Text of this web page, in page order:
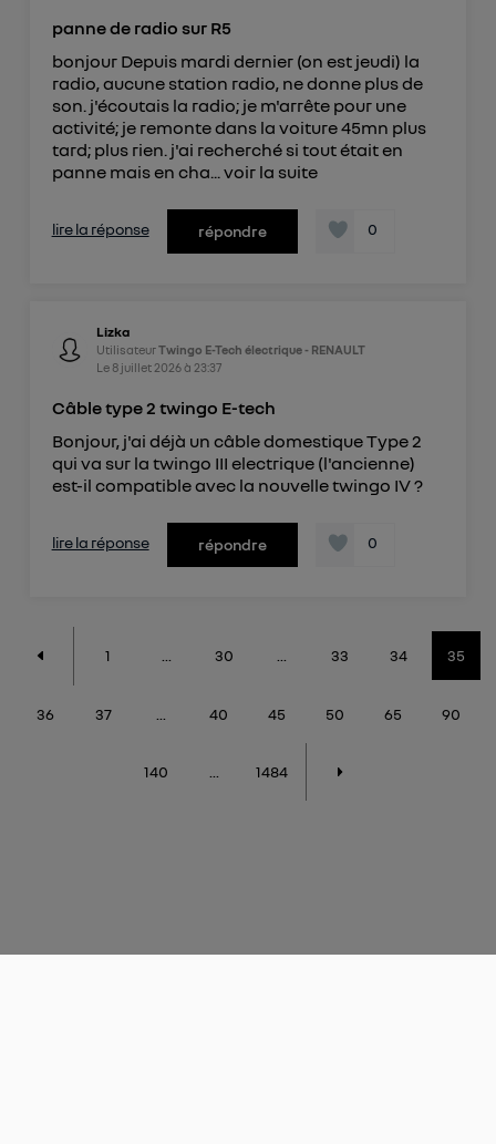
panne de radio sur R5
bonjour Depuis mardi dernier (on est jeudi) la
radio, aucune station radio, ne donne plus de
son. j'écoutais la radio; je m'arrête pour une
activité; je remonte dans la voiture 45mn plus
tard; plus rien. j'ai recherché si tout était en
panne mais en cha... voir la suite
lire la réponse répondre 0
Lizka
UtilisateurTwingo E-Tech électrique - RENAULT
Le 8 juillet 2026à 23:37
Câble type 2 twingo E-tech
Bonjour, j'ai déjà un câble domestique Type 2
qui va sur la twingo III electrique (l'ancienne)
est-il compatible avec la nouvelle twingo IV ?
lire la réponse répondre 0
1 30 33 34 35
36 37 40 45 50 65 90
140 1484